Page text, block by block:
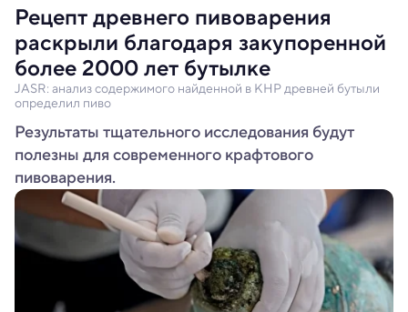
Рецепт древнего пивоварения
раскрыли благодаря закупоренной
более 2000 лет бутылке
JASR: анализ содержимого найденной в КНР древней бутыли
определил пиво
Результаты тщательного исследования будут
полезны для современного крафтового
пивоварения.